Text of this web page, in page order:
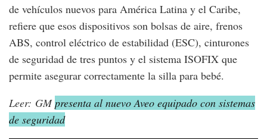
de vehículos nuevos para América Latina y el Caribe,
refiere que esos dispositivos son bolsas de aire, frenos
ABS, control eléctrico de estabilidad (ESC), cinturones
de seguridad de tres puntos y el sistema ISOFIX que
permite asegurar correctamente la silla para bebé.
Leer: GMpresenta al nuevo Aveo equipado con sistemas
de seguridad